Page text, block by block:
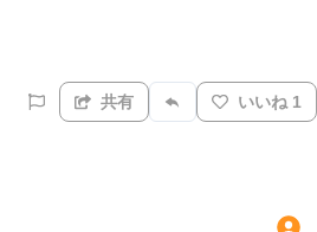
共有 いいね 1